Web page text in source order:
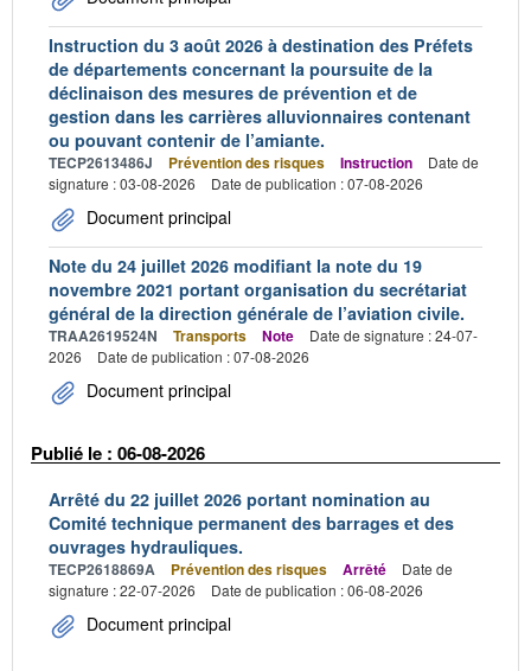
Instruction du 3 août 2026 à destination des Préfets
de départements concernant la poursuite de la
déclinaison des mesures de prévention et de
gestion dans les carrières alluvionnaires contenant
ou pouvant contenir de l’amiante.
TECP2613486J Prévention des risques Instruction
Date de
signature : 03-08-2026
Date de publication : 07-08-2026
Document principal
Note du 24 juillet 2026 modifiant la note du 19
novembre 2021 portant organisation du secrétariat
général de la direction générale de l’aviation civile.
TRAA2619524N Transports Note
Date de signature : 24-07-
2026
Date de publication : 07-08-2026
Document principal
Publié le : 06-08-2026
Arrêté du 22 juillet 2026 portant nomination au
Comité technique permanent des barrages et des
ouvrages hydrauliques.
TECP2618869A Prévention des risques Arrêté
Date de
signature : 22-07-2026
Date de publication : 06-08-2026
Document principal